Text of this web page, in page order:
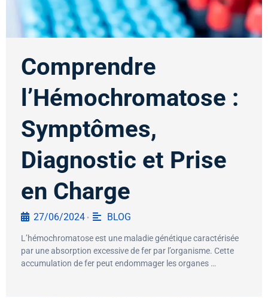
Comprendre
l’Hémochromatose :
Symptômes,
Diagnostic et Prise
en Charge
27/06/2024 • BLOG
L’hémochromatose est une maladie génétique caractérisée
par une absorption excessive de fer par l’organisme. Cette
accumulation de fer peut endommager les organes …